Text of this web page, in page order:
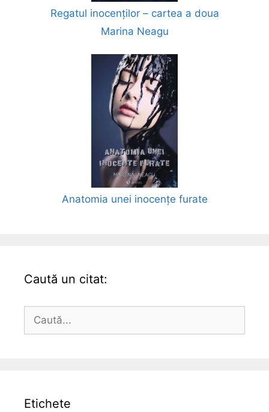
Regatul inocenților – cartea a doua
Marina Neagu
Anatomia unei inocențe furate
Caută un citat:
după:
Etichete